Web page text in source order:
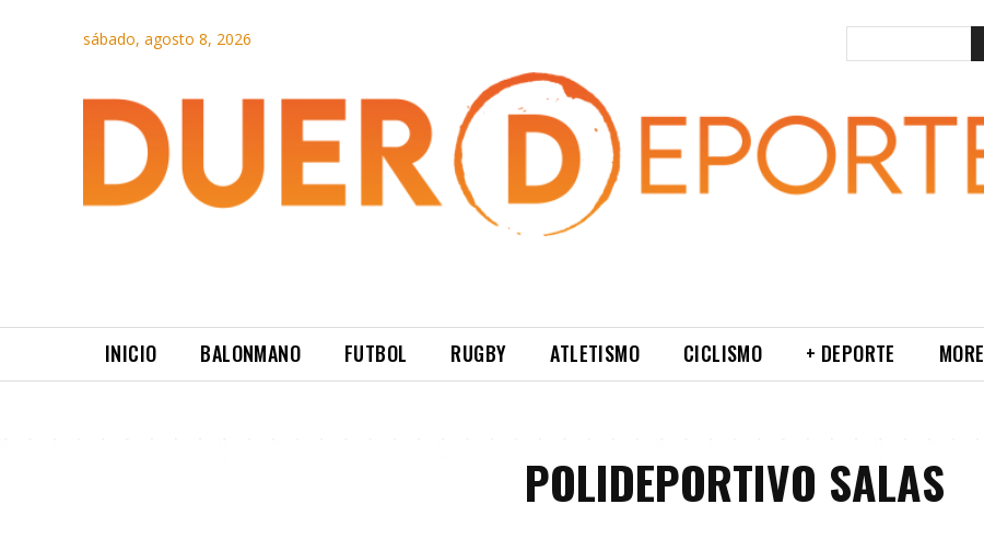
sábado, agosto 8, 2026
INICIO BALONMANO FUTBOL RUGBY ATLETISMO CICLISMO + DEPORTE MORE
POLIDEPORTIVO SALAS